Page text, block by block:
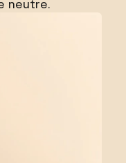
neutre.